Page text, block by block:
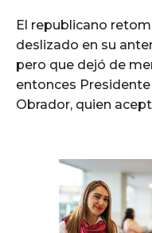
El republicano
deslizado en su
pero que dejó de
entonces
Obrador, quien